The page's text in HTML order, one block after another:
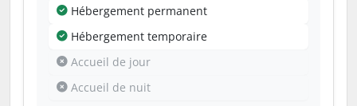
Hébergement permanent
Hébergement temporaire
Accueil de jour
Accueil de nuit